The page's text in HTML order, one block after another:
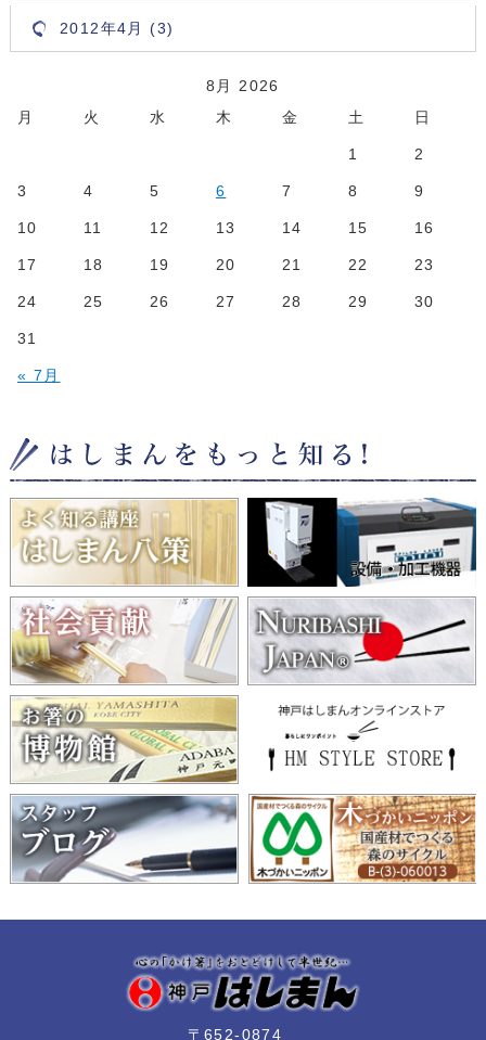
2012年4月 (3)
8月 2026
月
火 水 木 金 土 日
« 7月
1 2
3 4 5 6 7 8 9
10 11 12 13 14 15 16
17 18 19 20 21 22 23
24 25 26 27 28 29 30
31
〒652-0874